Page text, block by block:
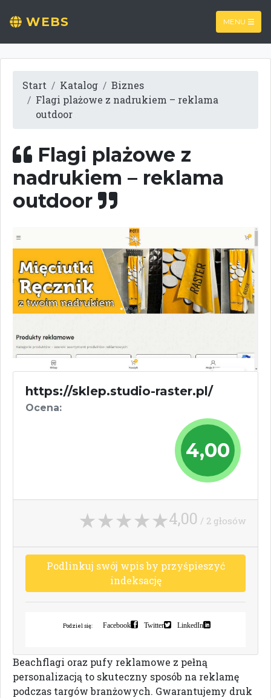
WEBS MENU
Start Katalog
Biznes
Flagi plażowe z nadrukiem – reklama
outdoor
Flagi plażowe z
nadrukiem – reklama
outdoor
https://sklep.studio-raster.pl/
Ocena:
4,00
4,00 / 2 głosów
Podlinkuj swój wpisby przyśpieszyć
indeksację
Podziel się: Facebook Twitter LinkedIn
Beachflagi oraz pufy reklamowe z pełną
personalizacją to skuteczny sposób na reklamę
podczas targów branżowych. Gwarantujemy druk